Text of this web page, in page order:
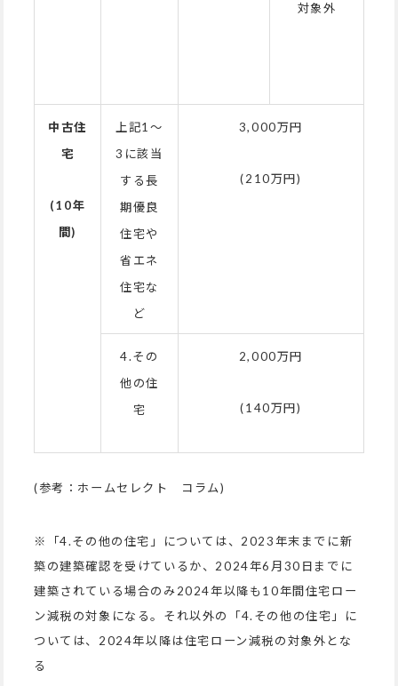
対象外
中古住
宅
(10年
間)
上記1～
3に該当
する長
期優良
住宅や
省エネ
住宅な
ど
3,000万円
(210万円)
4.その
他の住
宅
2,000万円
(140万円)
(参考：ホームセレクト コラム)
※「4.その他の住宅」については、2023年末までに新
築の建築確認を受けているか、2024年6月30日までに
建築されている場合のみ2024年以降も10年間住宅ロー
ン減税の対象になる。それ以外の「4.その他の住宅」に
ついては、2024年以降は住宅ローン減税の対象外とな
る